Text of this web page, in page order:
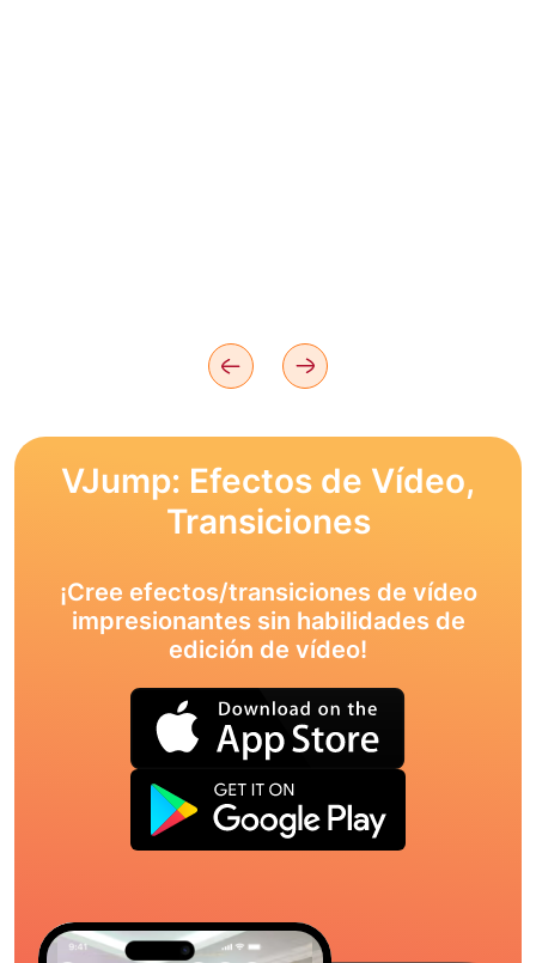
VJump: Efectos de Vídeo,
Transiciones
¡Cree efectos/transiciones de vídeo
impresionantes sin habilidades de
edición de vídeo!